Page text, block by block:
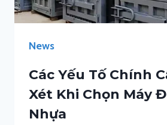
News
Các Yếu Tố Chính
Xét Khi Chọn Máy
Nhựa